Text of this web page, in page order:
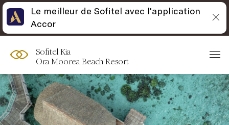
Sofitel Kia
Ora Moorea Beach Resort
Le meilleur de Sofitel avec l'application
Accor